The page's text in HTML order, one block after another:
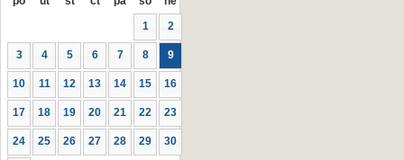
1 2
3 4 5 6 7 8 9
10 11 12 13 14 15 16
17 18 19 20 21 22 23
24 25 26 27 28 29 30